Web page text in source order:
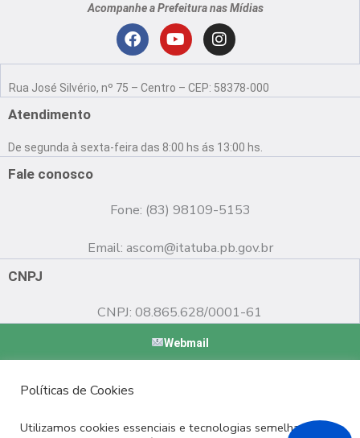
Acompanhe a Prefeitura nas Mídias
F
c
o
o
Y
u
b
e
I
n
s
g
r
Rua José Silvério, nº 75 – Centro – CEP: 58378-000
Atendimento
De segunda à sexta-feira das 8:00 hs ás 13:00 hs.
Fale conosco
Fone: (83) 98109-5153
Email: ascom@itatuba.pb.gov.br
CNPJ
CNPJ: 08.865.628/0001-61
Webmail
Políticas de Cookies
Utilizamos cookies essenciais e tecnologias semelhantes de